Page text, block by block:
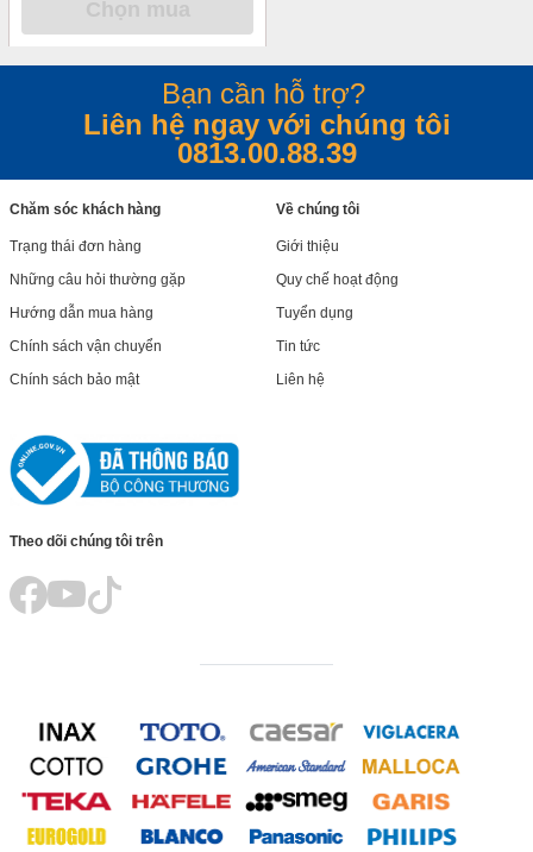
Bạn cần hỗ trợ?
Liên hệ ngay với chúng tôi
0813.00.88.39
Chăm sóc khách hàng
Trạng thái đơn hàng
Những câu hỏi thường gặp
Hướng dẫn mua hàng
Chính sách vận chuyển
Chính sách bảo mật
Về chúng tôi
Giới thiệu
Quy chế hoạt động
Tuyển dụng
Tin tức
Liên hệ
Theo dõi chúng tôi trên